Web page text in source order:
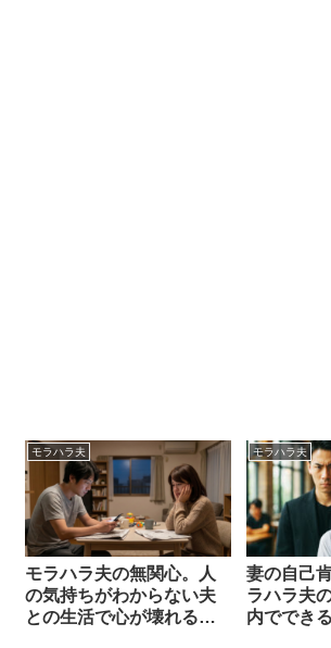
モラハラ夫
モラハラ夫の無関心。人
の気持ちがわからない夫
との生活で心が壊れる前
モラハラ夫
妻の自己
ラハラ夫
内ででき